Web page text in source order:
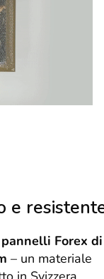
e
pannelli Forex di
– un materiale